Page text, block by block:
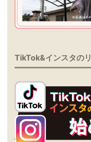
TikTok&インスタの